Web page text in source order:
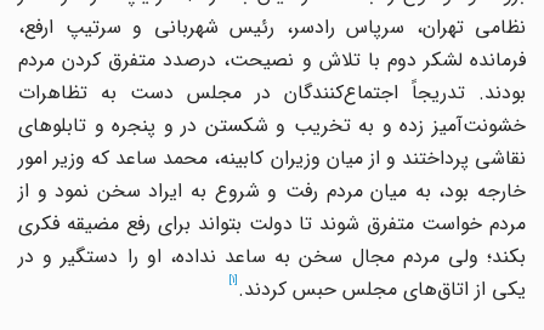
نظامی تهران، سرپاس رادسر، رئیس شهربانی و سرتیپ ارفع،
فرمانده لشکر دوم با تلاش و نصیحت، درصدد متفرق کردن مردم
بودند. تدریجاً اجتماع‌کنندگان در مجلس دست به تظاهرات
خشونت‌آمیز زده و به تخریب و شکستن در و پنجره و تابلوهای
نقاشی پرداختند و از میان وزیران کابینه، محمد ساعد که وزیر امور
خارجه بود، به میان مردم رفت و شروع به ایراد سخن نمود و از
مردم خواست متفرق شوند تا دولت بتواند برای رفع مضیقه فکری
بکند؛ ولی مردم مجال سخن به ساعد نداده، او را دستگیر و در
یکی از اتاق‌های مجلس حبس کردند.